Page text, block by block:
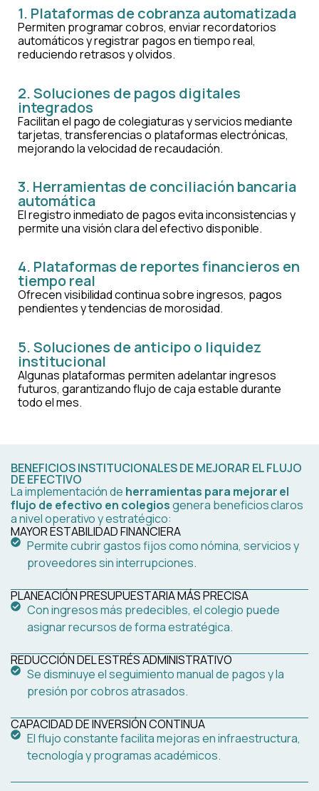
1. Plataformas de cobranza automatizada
Permiten programar cobros, enviar recordatorios
automáticos y registrar pagos en tiempo real,
reduciendo retrasos y olvidos.
2. Soluciones de pagos digitales
integrados
Facilitan el pago de colegiaturas y servicios mediante
tarjetas, transferencias o plataformas electrónicas,
mejorando la velocidad de recaudación.
3. Herramientas de conciliación bancaria
automática
El registro inmediato de pagos evita inconsistencias y
permite una visión clara del efectivo disponible.
4. Plataformas de reportes financieros en
tiempo real
Ofrecen visibilidad continua sobre ingresos, pagos
pendientes y tendencias de morosidad.
5. Soluciones de anticipo o liquidez
institucional
Algunas plataformas permiten adelantar ingresos
futuros, garantizando flujo de caja estable durante
todo el mes.
BENEFICIOS INSTITUCIONALES DE MEJORAR EL FLUJO
DE EFECTIVO
La implementación de herramientas para mejorar el
flujo de efectivo en colegiosgenera beneficios claros
a nivel operativo y estratégico:
MAYOR ESTABILIDAD FINANCIERA
Permite cubrir gastos fijos como nómina, servicios y
proveedores sin interrupciones.
PLANEACIÓN PRESUPUESTARIA MÁS PRECISA
Con ingresos más predecibles, el colegio puede
asignar recursos de forma estratégica.
REDUCCIÓN DEL ESTRÉS ADMINISTRATIVO
Se disminuye el seguimiento manual de pagos y la
presión por cobros atrasados.
CAPACIDAD DE INVERSIÓN CONTINUA
El flujo constante facilita mejoras en infraestructura,
tecnología y programas académicos.